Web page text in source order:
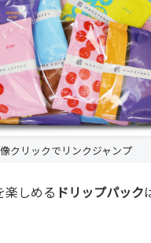
クリックでリンクジャンプ
楽しめる ドリップパック